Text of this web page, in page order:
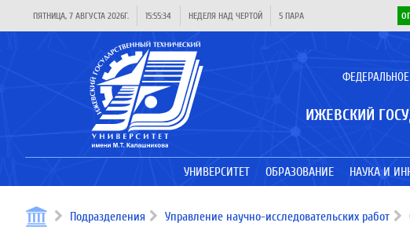
ПЯТНИЦА, 7 АВГУСТА 2026Г. 15:55:34 НЕДЕЛЯ НАД ЧЕРТОЙ 5 ПАРА
ИЖЕВСКИЙ
УНИВЕРСИТЕТ ОБРАЗОВАНИЕ НАУКА И
Подразделения Управление научно-исследовательских работ